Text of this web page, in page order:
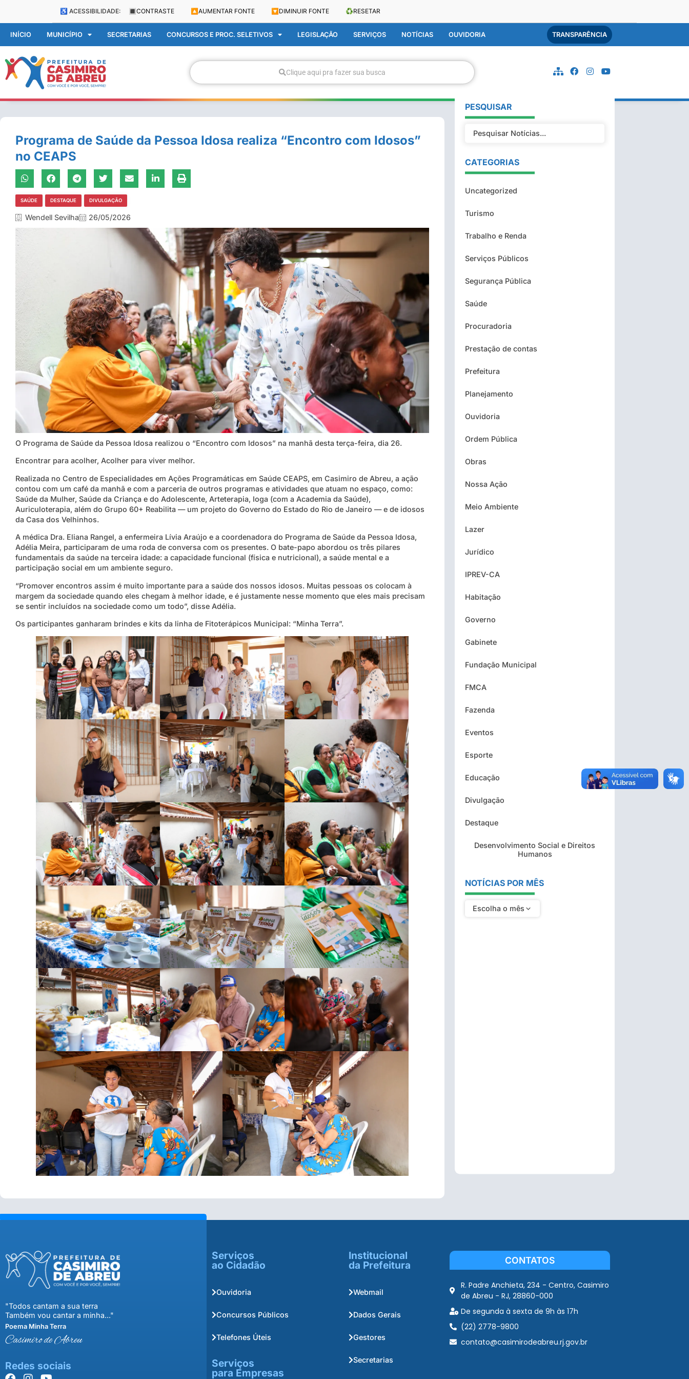
♿ ACESSIBILIDADE: 🔳 CONTRASTE 🔼 AUMENTAR FONTE 🔽 DIMINUIR FONTE ♻️RESETAR
INÍCIO MUNICÍPIO SECRETARIAS CONCURSOS E PROC. SELETIVOS LEGISLAÇÃO SERVIÇOS NOTÍCIAS OUVIDORIA TRANSPARÊNCIA
Clique aqui pra fazer sua busca
Programa de Saúde da Pessoa Idosa realiza “Encontro com Idosos”
no CEAPS
SAÚDE DESTAQUE DIVULGAÇÃO
Wendell Sevilha 26/05/2026
O Programa de Saúde da Pessoa Idosa realizou o “Encontro com Idosos” na manhã desta terça-feira, dia 26.
Encontrar para acolher, Acolher para viver melhor.
Realizada no Centro de Especialidades em Ações Programáticas em Saúde CEAPS, em Casimiro de Abreu, a ação
contou com um café da manhã e com a parceria de outros programas e atividades que atuam no espaço, como:
Saúde da Mulher, Saúde da Criança e do Adolescente, Arteterapia, Ioga (com a Academia da Saúde),
Auriculoterapia, além do Grupo 60+ Reabilita — um projeto do Governo do Estado do Rio de Janeiro — e de idosos
da Casa dos Velhinhos.
A médica Dra. Eliana Rangel, a enfermeira Lívia Araújo e a coordenadora do Programa de Saúde da Pessoa Idosa,
Adélia Meira, participaram de uma roda de conversa com os presentes. O bate-papo abordou os três pilares
fundamentais da saúde na terceira idade: a capacidade funcional (física e nutricional), a saúde mental e a
participação social em um ambiente seguro.
“Promover encontros assim é muito importante para a saúde dos nossos idosos. Muitas pessoas os colocam à
margem da sociedade quando eles chegam à melhor idade, e é justamente nesse momento que eles mais precisam
se sentir incluídos na sociedade como um todo”, disse Adélia.
Os participantes ganharam brindes e kits da linha de Fitoterápicos Municipal: “Minha Terra”.
PESQUISAR
CATEGORIAS
Uncategorized
Turismo
Trabalho e Renda
Serviços Públicos
Segurança Pública
Saúde
Procuradoria
Prestação de contas
Prefeitura
Planejamento
Ouvidoria
Ordem Pública
Obras
Nossa Ação
Meio Ambiente
Lazer
Jurídico
IPREV-CA
Habitação
Governo
Gabinete
Fundação Municipal
FMCA
Fazenda
Eventos
Esporte
Educação
Divulgação
Destaque
Desenvolvimento Social e Direitos
Humanos
NOTÍCIAS POR MÊS
Escolha o mês
"Todos cantam a sua terra
Também vou cantar a minha..."
Poema Minha Terra
Casimiro de Abreu
Redes sociais
Serviços
ao Cidadão
Ouvidoria
Concursos Públicos
Telefones Úteis
Serviços
para Empresas
Institucional
da Prefeitura
Webmail
Dados Gerais
Gestores
Secretarias
CONTATOS
R. Padre Anchieta, 234 - Centro, Casimiro
de Abreu - RJ, 28860-000
De segunda à sexta de 9h às 17h
(22) 2778-9800
contato@casimirodeabreu.rj.gov.br